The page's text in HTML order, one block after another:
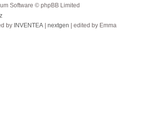
Software © phpBB Limited
by INVENTEA nextgen | edited by Emma